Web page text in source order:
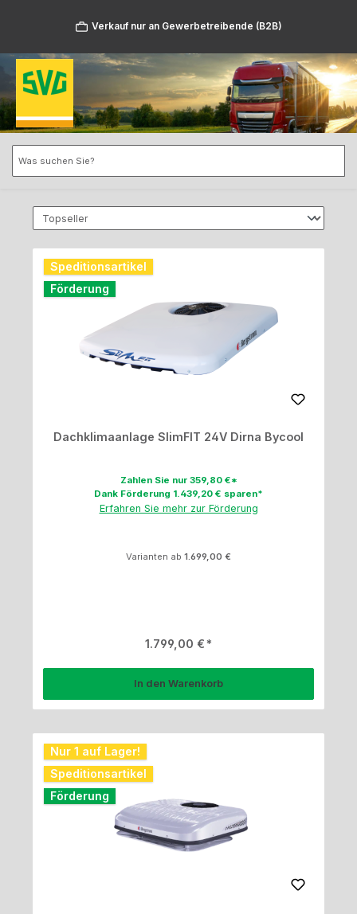
Verkauf nur an Gewerbetreibende (B2B)
Speditionsartikel
Förderung
Dachklimaanlage SlimFIT 24V Dirna Bycool
Zahlen Sie nur 359,80 €*
Dank Förderung 1.439,20 € sparen*
Erfahren Sie mehr zur Förderung
Varianten ab 1.699,00 €
Regulärer Preis:
1.799,00 €
In den Warenkorb
Nur 1 auf Lager!
Speditionsartikel
Förderung